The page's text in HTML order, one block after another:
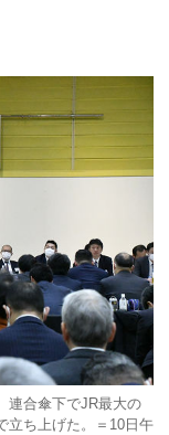
連合傘下でJR最大の
立ち上げた。＝10日午